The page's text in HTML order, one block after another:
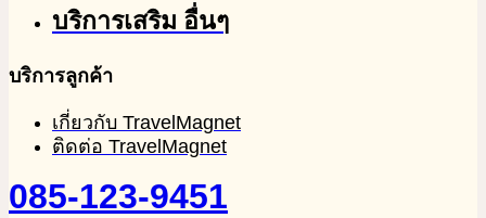
บริการเสริม อื่นๆ
บริการลูกค้า
เกี่ยวกับ TravelMagnet
ติดต่อ TravelMagnet
085-123-9451